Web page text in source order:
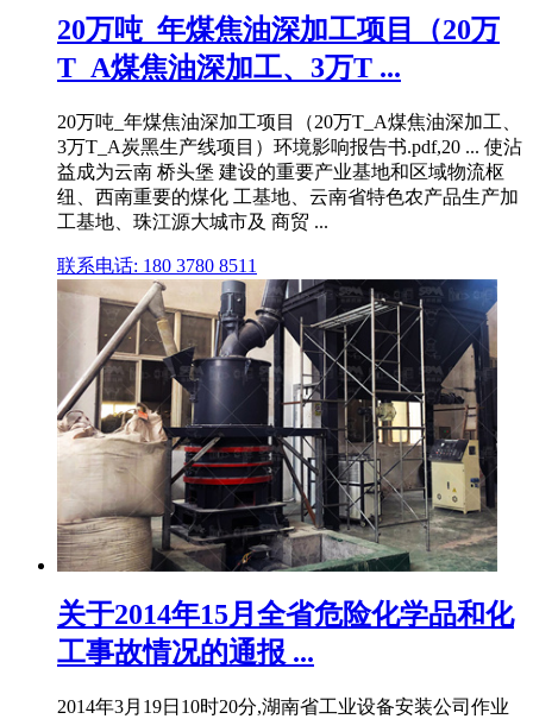
20万吨_年煤焦油深加工项目（20万
T_A煤焦油深加工、3万T ...
20万吨_年煤焦油深加工项目（20万T_A煤焦油深加工、
3万T_A炭黑生产线项目）环境影响报告书.pdf,20 ... 使沾
益成为云南 桥头堡 建设的重要产业基地和区域物流枢
纽、西南重要的煤化 工基地、云南省特色农产品生产加
工基地、珠江源大城市及 商贸 ...
联系电话: 180 3780 8511
关于2014年15月全省危险化学品和化
工事故情况的通报 ...
2014年3月19日10时20分,湖南省工业设备安装公司作业